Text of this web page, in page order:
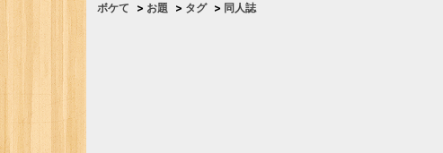
ボケて > お題 > タグ > 同人誌